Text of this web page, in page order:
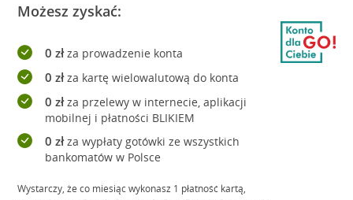
Możesz zyskać:
0 złza prowadzenie konta
0 złza kartę wielowalutową do konta
0 złza przelewy w internecie, aplikacji
mobilnej i płatności BLIKIEM
0 złza wypłaty gotówki ze wszystkich
bankomatów w Polsce
Wystarczy, że co miesiąc wykonasz 1 płatność kartą,